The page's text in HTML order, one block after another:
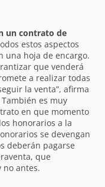
un contrato de
estos aspectos
una hoja de encargo.
que venderá
a realizar todas
la venta”, afirma
es muy
en que momento
honorarios a la
se devengan
deberán pagarse
que
no antes.